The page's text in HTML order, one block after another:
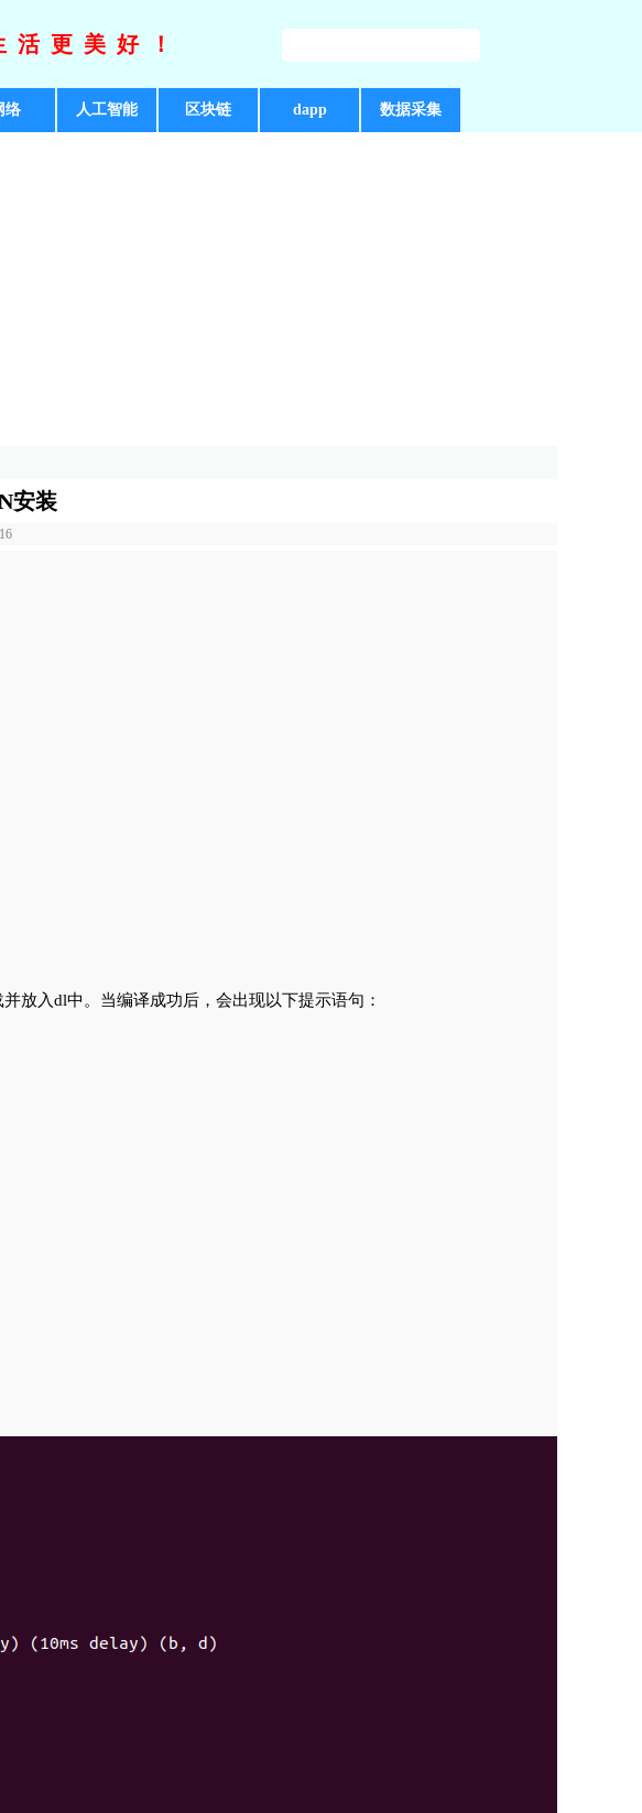
活更美好！
络 人工智能 区块链 dapp 数据采集
安装
放入dl中。当编译成功后，会出现以下提示语句：